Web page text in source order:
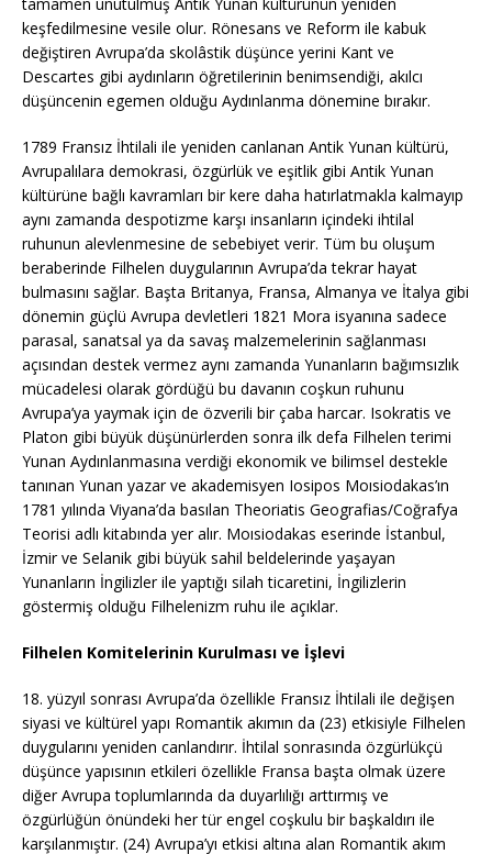
keşfedilmesine vesile olur. Rönesans ve Reform ile kabuk
değiştiren Avrupa’da skolâstik düşünce yerini Kant ve
Descartes gibi aydınların öğretilerinin benimsendiği, akılcı
düşüncenin egemen olduğu Aydınlanma dönemine bırakır.
1789 Fransız İhtilali ile yeniden canlanan Antik Yunan kültürü,
Avrupalılara demokrasi, özgürlük ve eşitlik gibi Antik Yunan
kültürüne bağlı kavramları bir kere daha hatırlatmakla kalmayıp
aynı zamanda despotizme karşı insanların içindeki ihtilal
ruhunun alevlenmesine de sebebiyet verir. Tüm bu oluşum
beraberinde Filhelen duygularının Avrupa’da tekrar hayat
bulmasını sağlar. Başta Britanya, Fransa, Almanya ve İtalya gibi
dönemin güçlü Avrupa devletleri 1821 Mora isyanına sadece
parasal, sanatsal ya da savaş malzemelerinin sağlanması
açısından destek vermez aynı zamanda Yunanların bağımsızlık
mücadelesi olarak gördüğü bu davanın coşkun ruhunu
Avrupa’ya yaymak için de özverili bir çaba harcar. Isokratis ve
Platon gibi büyük düşünürlerden sonra ilk defa Filhelen terimi
Yunan Aydınlanmasına verdiği ekonomik ve bilimsel destekle
tanınan Yunan yazar ve akademisyen Iosipos Moısiodakas’ın
1781 yılında Viyana’da basılan Theoriatis Geografias/Coğrafya
Teorisi adlı kitabında yer alır. Moısiodakas eserinde İstanbul,
İzmir ve Selanik gibi büyük sahil beldelerinde yaşayan
Yunanların İngilizler ile yaptığı silah ticaretini, İngilizlerin
göstermiş olduğu Filhelenizm ruhu ile açıklar.
Filhelen Komitelerinin Kurulması ve İşlevi
18. yüzyıl sonrası Avrupa’da özellikle Fransız İhtilali ile değişen
siyasi ve kültürel yapı Romantik akımın da (23) etkisiyle Filhelen
duygularını yeniden canlandırır. İhtilal sonrasında özgürlükçü
düşünce yapısının etkileri özellikle Fransa başta olmak üzere
diğer Avrupa toplumlarında da duyarlılığı arttırmış ve
özgürlüğün önündeki her tür engel coşkulu bir başkaldırı ile
karşılanmıştır. (24) Avrupa’yı etkisi altına alan Romantik akım